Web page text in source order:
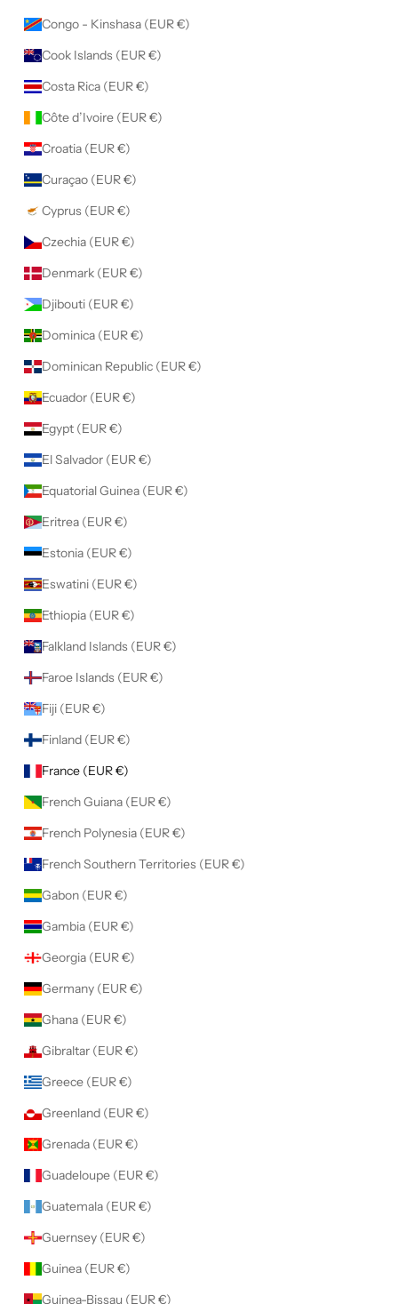
Congo - Kinshasa (EUR €)
Cook Islands (EUR €)
Costa Rica (EUR €)
Côte d’Ivoire (EUR €)
Croatia (EUR €)
Curaçao (EUR €)
Cyprus (EUR €)
Czechia (EUR €)
Denmark (EUR €)
Djibouti (EUR €)
Dominica (EUR €)
Dominican Republic (EUR €)
Ecuador (EUR €)
Egypt (EUR €)
El Salvador (EUR €)
Equatorial Guinea (EUR €)
Eritrea (EUR €)
Estonia (EUR €)
Eswatini (EUR €)
Ethiopia (EUR €)
Falkland Islands (EUR €)
Faroe Islands (EUR €)
Fiji (EUR €)
Finland (EUR €)
France (EUR €)
French Guiana (EUR €)
French Polynesia (EUR €)
French Southern Territories (EUR €)
Gabon (EUR €)
Gambia (EUR €)
Georgia (EUR €)
Germany (EUR €)
Ghana (EUR €)
Gibraltar (EUR €)
Greece (EUR €)
Greenland (EUR €)
Grenada (EUR €)
Guadeloupe (EUR €)
Guatemala (EUR €)
Guernsey (EUR €)
Guinea (EUR €)
Guinea-Bissau (EUR €)